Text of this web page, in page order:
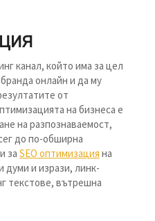
канал, който има за цел
онлайн и да му
от
на бизнеса е
на разпознаваемост,
до по-обширна
за SEO оптимизация на
думи и изрази, линк-
текстове, вътрешна